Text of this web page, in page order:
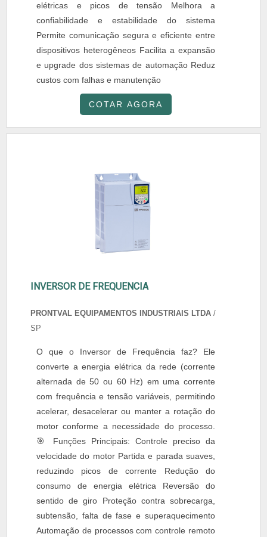
elétricas e picos de tensão Melhora a
confiabilidade e estabilidade do sistema
Permite comunicação segura e eficiente entre
dispositivos heterogêneos Facilita a expansão
e upgrade dos sistemas de automação Reduz
custos com falhas e manutenção
COTAR AGORA
INVERSOR DE FREQUENCIA
PRONTVAL EQUIPAMENTOS INDUSTRIAIS LTDA /
SP
O que o Inversor de Frequência faz? Ele
converte a energia elétrica da rede (corrente
alternada de 50 ou 60 Hz) em uma corrente
com frequência e tensão variáveis, permitindo
acelerar, desacelerar ou manter a rotação do
motor conforme a necessidade do processo.
🎯 Funções Principais: Controle preciso da
velocidade do motor Partida e parada suaves,
reduzindo picos de corrente Redução do
consumo de energia elétrica Reversão do
sentido de giro Proteção contra sobrecarga,
subtensão, falta de fase e superaquecimento
Automação de processos com controle remoto